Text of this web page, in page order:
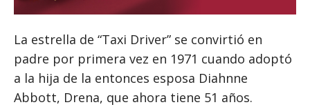
La estrella de “Taxi Driver” se convirtió en
padre por primera vez en 1971 cuando adoptó
a la hija de la entonces esposa Diahnne
Abbott, Drena, que ahora tiene 51 años.